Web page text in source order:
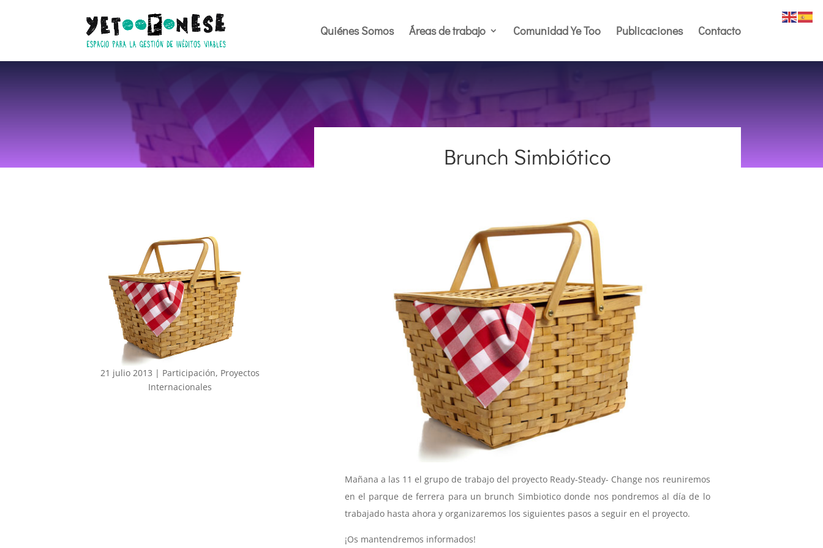
Quiénes Somos Áreas de trabajo Comunidad Ye Too Publicaciones Contacto
21 julio 2013 | Participación, Proyectos
Internacionales
Brunch Simbiótico
Mañana a las 11 el grupo de trabajo del proyecto Ready-Steady- Change nos reuniremos
en el parque de ferrera para un brunch Simbiotico donde nos pondremos al día de lo
trabajado hasta ahora y organizaremos los siguientes pasos a seguir en el proyecto.
¡Os mantendremos informados!